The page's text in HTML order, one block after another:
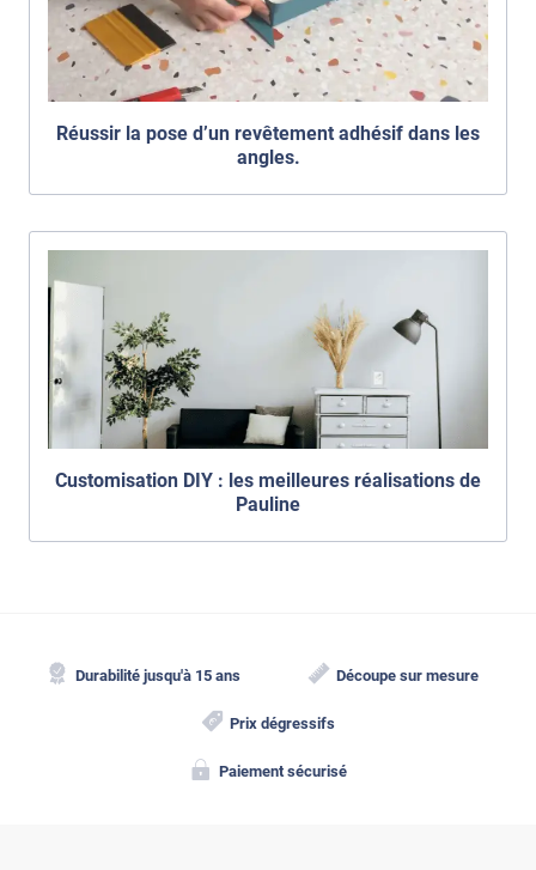
Réussir la pose d’un revêtement adhésif dans les
angles.
Customisation DIY : les meilleures réalisations de
Pauline
Durabilité jusqu'à 15 ans Découpe sur mesure
Prix dégressifs
Paiement sécurisé